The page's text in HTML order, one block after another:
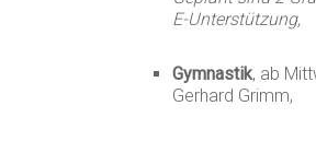
E-Unterstützung,
Gymnastik, ab
Gerhard Grimm,